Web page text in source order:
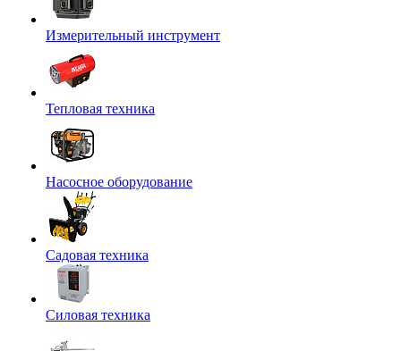
Измерительный инструмент
Тепловая техника
Насосное оборудование
Садовая техника
Силовая техника